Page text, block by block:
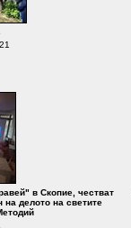
в Скопие, честват
на делото на светите